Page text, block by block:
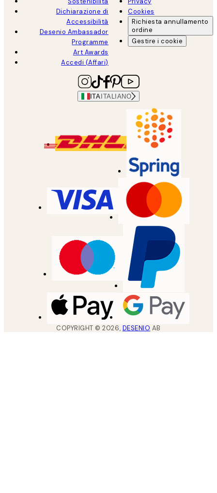
Dichiarazione di
Accessibilità
Desenio Ambassador
Programme
Art Awards
Accedi (Affari)
Cookies
Richiesta annullamento
ordine
Gestire i cookie
ITA ITALIANO
COPYRIGHT ©2026, DESENIO AB